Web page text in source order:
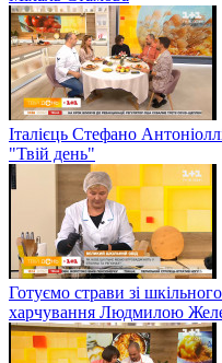
Італієць Стефано
"Твій день"
Готуємо страви зі
харчування Людмилою